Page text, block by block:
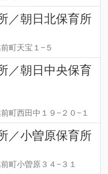
／朝日北保育所
町天宝１−５
／朝日中央保育
町西田中１９−２０−１
／小曽原保育所
町小曽原３４−３１